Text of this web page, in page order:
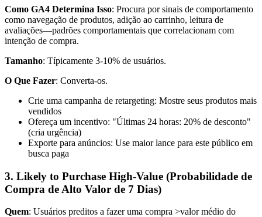
Como GA4 Determina Isso: Procura por sinais de comportamento
como navegação de produtos, adição ao carrinho, leitura de
avaliações—padrões comportamentais que correlacionam com
intenção de compra.
Tamanho: Típicamente 3-10% de usuários.
O Que Fazer: Converta-os.
Crie uma campanha de retargeting: Mostre seus produtos mais
vendidos
Ofereça um incentivo: "Últimas 24 horas: 20% de desconto"
(cria urgência)
Exporte para anúncios: Use maior lance para este público em
busca paga
3. Likely to Purchase High-Value (Probabilidade de
Compra de Alto Valor de 7 Dias)
Quem: Usuários preditos a fazer uma compra >valor médio do